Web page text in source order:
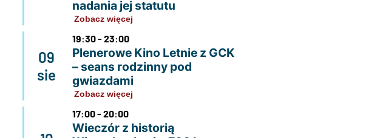
nadania jej statutu
Zobacz więcej
09
sie
19:30 - 23:00
Plenerowe Kino Letnie z GCK
– seans rodzinny pod
gwiazdami
Zobacz więcej
17:00 - 20:00
Wieczór z historią